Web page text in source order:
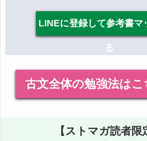
LINEに登録して参考書マ
る
古文全体の勉強法はこ
【ストマガ読者限